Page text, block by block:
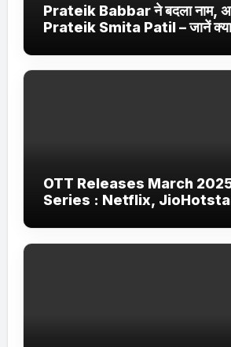
Prateik Babbar ने बदला नाम,
Prateik Smita Patil – जानें
OTT Releases March
Series : Netflix, JioHotstar और Ultra